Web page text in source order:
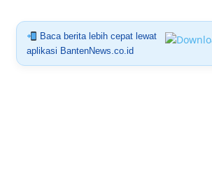
Baca berita lebih cepat lewat
aplikasi BantenNews.co.id